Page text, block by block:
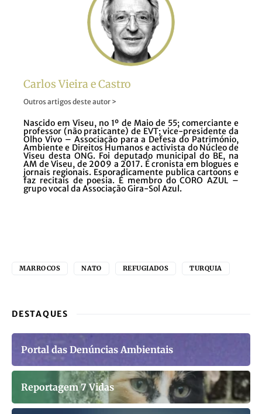
Carlos Vieira e Castro
Outros artigos deste autor >
Nascido em Viseu, no 1º de Maio de 55; comerciante e
professor (não praticante) de EVT; vice-presidente da
Olho Vivo – Associação para a Defesa do Património,
Ambiente e Direitos Humanos e activista do Núcleo de
Viseu desta ONG. Foi deputado municipal do BE, na
AM de Viseu, de 2009 a 2017. É cronista em blogues e
jornais regionais. Esporadicamente publica cartoons e
faz recitais de poesia. É membro do CORO AZUL –
grupo vocal da Associação Gira-Sol Azul.
MARROCOS NATO REFUGIADOS TURQUIA
DESTAQUES
Portal das Denúncias Ambientais
Reportagem 7 Vidas